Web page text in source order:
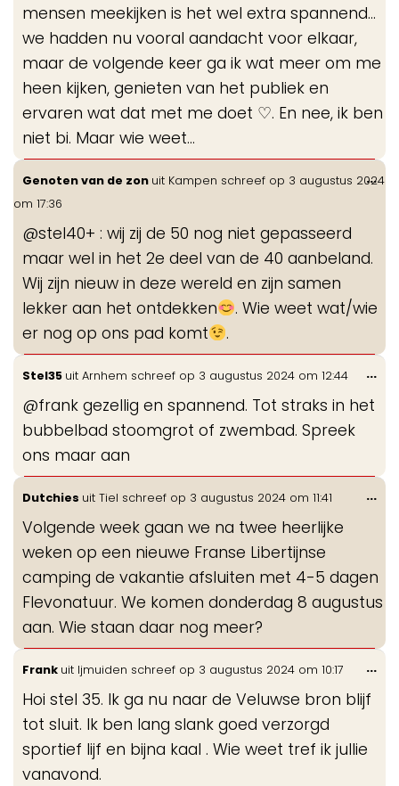
mensen meekijken is het wel extra spannend...
we hadden nu vooral aandacht voor elkaar,
maar de volgende keer ga ik wat meer om me
heen kijken, genieten van het publiek en
ervaren wat dat met me doet ♡. En nee, ik ben
niet bi. Maar wie weet...
Genoten van de zon uit Kampen schreef op 3 augustus 2024
om 17:36
@stel40+ : wij zij de 50 nog niet gepasseerd
maar wel in het 2e deel van de 40 aanbeland.
Wij zijn nieuw in deze wereld en zijn samen
lekker aan het ontdekken
. Wie weet wat/wie
er nog op ons pad komt
.
...
Stel35 uit Arnhem schreef op 3 augustus 2024 om 12:44
@frank gezellig en spannend. Tot straks in het
bubbelbad stoomgrot of zwembad. Spreek
ons maar aan
...
Dutchies uit Tiel schreef op 3 augustus 2024 om 11:41
Volgende week gaan we na twee heerlijke
weken op een nieuwe Franse Libertijnse
camping de vakantie afsluiten met 4-5 dagen
Flevonatuur. We komen donderdag 8 augustus
aan. Wie staan daar nog meer?
...
Frank uit Ijmuiden schreef op 3 augustus 2024 om 10:17
Hoi stel 35. Ik ga nu naar de Veluwse bron blijf
tot sluit. Ik ben lang slank goed verzorgd
sportief lijf en bijna kaal . Wie weet tref ik jullie
vanavond.
...